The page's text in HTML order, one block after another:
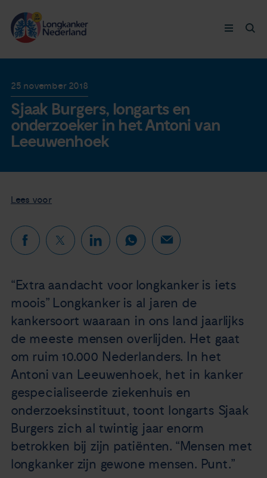
Doneer nu
Nieuws
Agenda
Over ons
Zorgverleners
Contact
Longkanker
Leven met
Ervaringen
25 november 2018
Sjaak Burgers, longarts en
onderzoeker in het Antoni van
Leeuwenhoek
Lees voor
“Extra aandacht voor longkanker is iets
moois” Longkanker is al jaren de
kankersoort waaraan in ons land jaarlijks
de meeste mensen overlijden. Het gaat
om ruim 10.000 Nederlanders. In het
Antoni van Leeuwenhoek, het in kanker
gespecialiseerde ziekenhuis en
onderzoeksinstituut, toont longarts Sjaak
Burgers zich al twintig jaar enorm
betrokken bij zijn patiënten. “Mensen met
longkanker zijn gewone mensen. Punt.”